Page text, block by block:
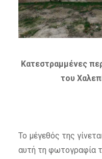
Κατεστραμμένες
του
Το μέγεθός της
αυτή τη φωτογραφία